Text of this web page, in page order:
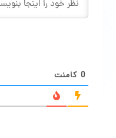
0 کامنت